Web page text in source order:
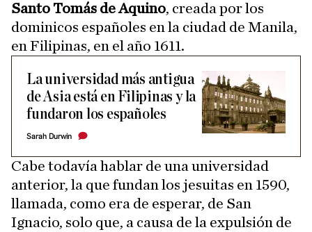
Santo Tomás de Aquino, creada por los
dominicos españoles en la ciudad de Manila,
en Filipinas, en el año 1611.
La universidad más antigua
de Asia está en Filipinas y la
fundaron los españoles
Sarah Durwin
Cabe todavía hablar de una universidad
anterior, la que fundan los jesuitas en 1590,
llamada, como era de esperar, de San
Ignacio, solo que, a causa de la expulsión de